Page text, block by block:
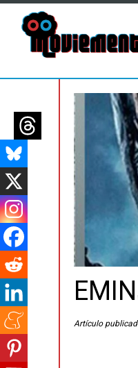
contenido
Artículo